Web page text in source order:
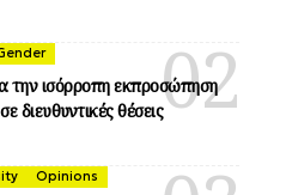
την ισόρροπη εκπροσώπηση
διευθυντικές θέσεις
Opinions